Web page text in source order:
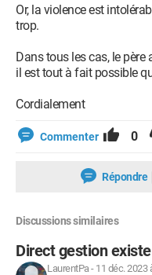
Or, la violence est
trop.
Dans tous les cas, le père
il est tout à fait possible
Cordialement
Commenter 0
Répondre
Discussions similaires
Direct gestion
LaurentPa- 11 déc. 2023